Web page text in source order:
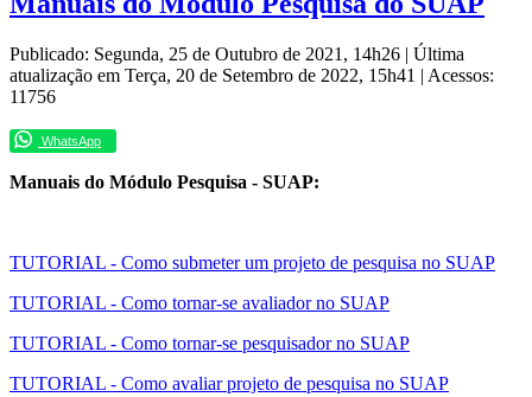
Publicado: Segunda, 25 de Outubro de 2021, 14h26 | Última
atualização em Terça, 20 de Setembro de 2022, 15h41 | Acessos:
11756
WhatsApp
Manuais do Módulo Pesquisa - SUAP:
TUTORIAL - Como submeter um projeto de pesquisa no SUAP
TUTORIAL - Como tornar-se avaliador no SUAP
TUTORIAL - Como tornar-se pesquisador no SUAP
TUTORIAL - Como avaliar projeto de pesquisa no SUAP